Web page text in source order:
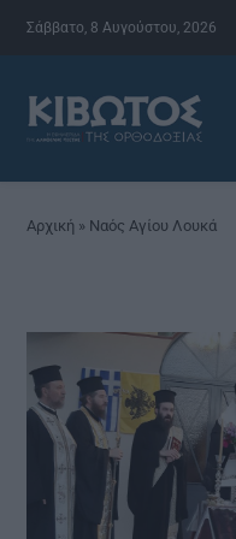
Σάββατο, 8 Αυγούστου, 2026
Αρχική » Ναός Αγίου Λουκά